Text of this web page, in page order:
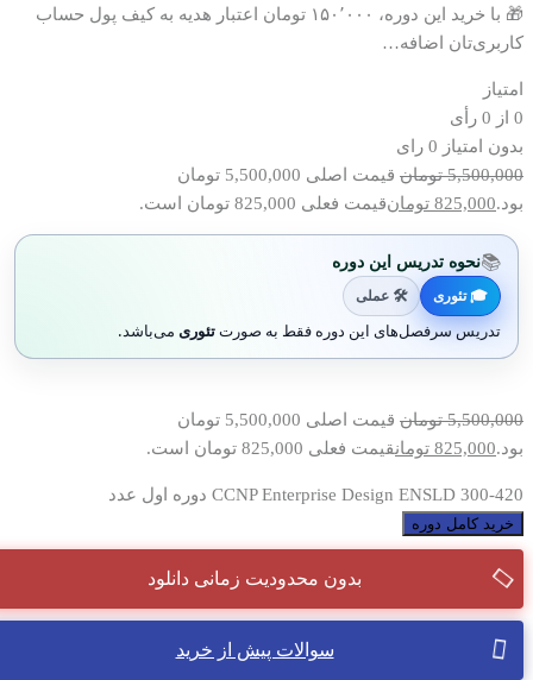
🎁 با خرید این دوره، ۱۵۰٬۰۰۰ تومان اعتبار هدیه به کیف پول حساب
کاربری‌تان اضافه…
امتیاز
0 از 0 رأی
بدون امتیاز 0 رای
5,500,000 تومان
قیمت اصلی 5,500,000 تومان
بود.825,000 تومانقیمت فعلی 825,000 تومان است.
📚نحوه تدریس این دوره
🎓 تئوری 🛠 عملی
تدریس سرفصل‌های این دوره فقط به صورتتئوری می‌باشد.
5,500,000 تومان
قیمت اصلی 5,500,000 تومان
بود.825,000 تومانقیمت فعلی 825,000 تومان است.
CCNP Enterprise Design ENSLD 300-420 دوره اول عدد
خرید کامل دوره
بدون محدودیت زمانی دانلود
سوالات پیش از خرید